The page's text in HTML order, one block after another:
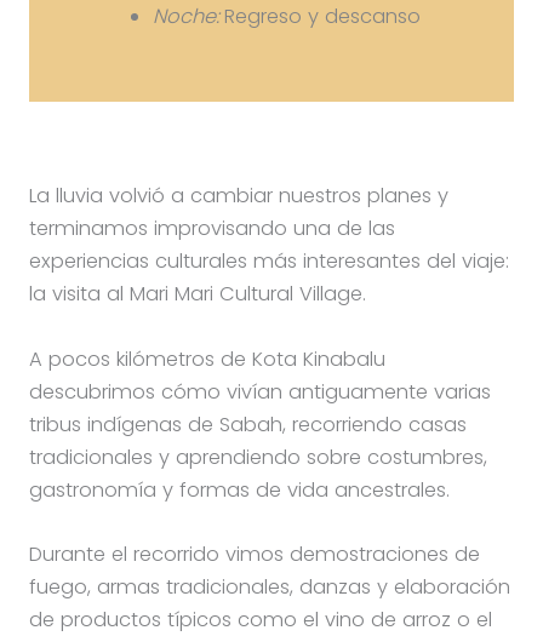
Noche:Regreso y descanso
La lluvia volvió a cambiar nuestros planes y
terminamos improvisando una de las
experiencias culturales más interesantes del viaje:
la visita al Mari Mari Cultural Village.
A pocos kilómetros de Kota Kinabalu
descubrimos cómo vivían antiguamente varias
tribus indígenas de Sabah, recorriendo casas
tradicionales y aprendiendo sobre costumbres,
gastronomía y formas de vida ancestrales.
Durante el recorrido vimos demostraciones de
fuego, armas tradicionales, danzas y elaboración
de productos típicos como el vino de arroz o el